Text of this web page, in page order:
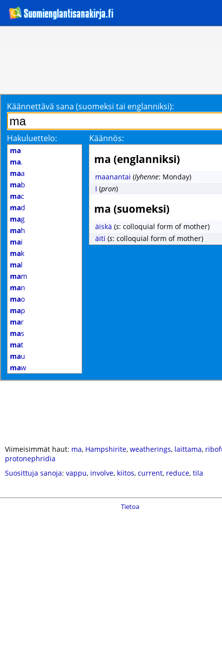
Käännettävä sana (suomeksi tai englanniksi):
Hakuluettelo: Käännös:
ma
ma.
maa
mab
mac
mad
mag
mah
mai
mak
mal
mam
man
mao
map
mar
mas
mat
mau
maw
ma (englanniksi)
maanantai (lyhenne: Monday)
I (pron)
ma (suomeksi)
äiskä (s: colloquial form of mother)
äiti (s: colloquial form of mother)
Viimeisimmät haut: ma, Hampshirite, weatherings, laittama,
protonephridia
Suosittuja sanoja: vappu, involve, kiitos, current, reduce, tila
Tietoa